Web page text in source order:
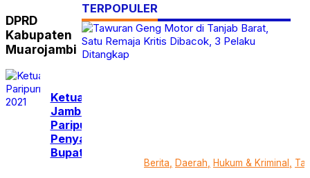
Peristiwa
Opini
Pemerintahan
Video
DPRD
Kabupaten
Muarojambi
Ketua DPRD Muaro
Jambi Pimpin Rapat
Paripurna
Penyampaian LKPJ
Bupati Tahun 2021
TERPOPULER
Berita Daerah Hukum & Kriminal